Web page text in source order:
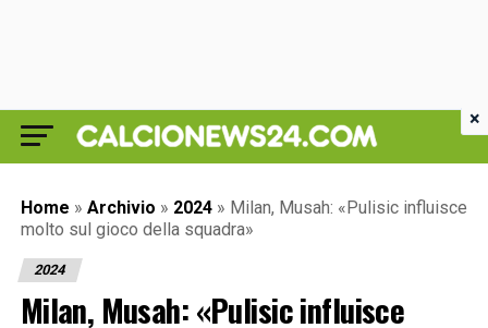
Home » Archivio » 2024 » Milan, Musah: «Pulisic influisce
molto sul gioco della squadra»
2024
Milan, Musah: «Pulisic influisce
×